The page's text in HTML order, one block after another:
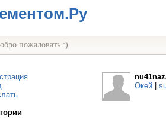
пожаловать :)
Окей